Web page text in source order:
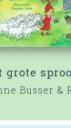
grote
Busser &